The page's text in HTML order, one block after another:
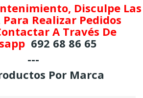
Disculpe Las
Realizar Pedidos
A Través De
692 68 86 65
---
Por Marca